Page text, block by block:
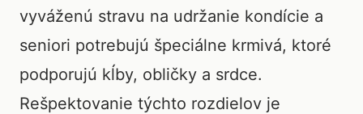
vyváženú stravu na udržanie kondície a
seniori potrebujú špeciálne krmivá, ktoré
podporujú kĺby, obličky a srdce.
Rešpektovanie týchto rozdielov je